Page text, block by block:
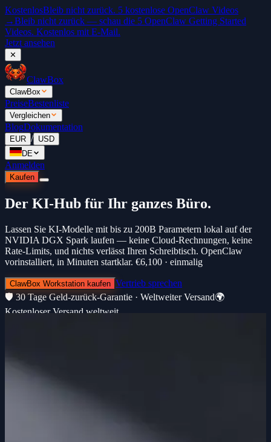
KostenlosBleib nicht zurück. 5 kostenlose OpenClaw Videos
→Bleib nicht zurück — schau die 5 OpenClaw Getting Started
Videos. Kostenlos mit E-Mail.
Jetzt ansehen
✕
ClawBox
ClawBox
PreiseBestenliste
Vergleichen
BlogDokumentation
EUR / USD
DE
Anmelden
Kaufen
Der KI-Hub für Ihr ganzes Büro.
Lassen Sie KI-Modelle mit bis zu 200B Parametern lokal auf der
NVIDIA DGX Spark laufen — keine Cloud-Rechnungen, keine
Rate-Limits, und nichts verlässt Ihren Schreibtisch. OpenClaw
vorinstalliert, in Minuten startklar. €6,100 · einmalig
ClawBox Workstation kaufen Vertrieb sprechen
🛡️ 30 Tage Geld-zurück-Garantie · Weltweiter Versand🌍
Kostenloser Versand weltweit